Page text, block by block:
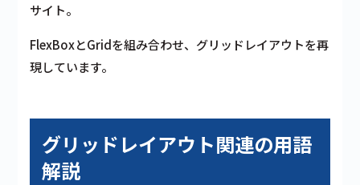
サイト。
FlexBoxとGridを組み合わせ、グリッドレイアウトを再
現しています。
グリッドレイアウト関連の用語
解説